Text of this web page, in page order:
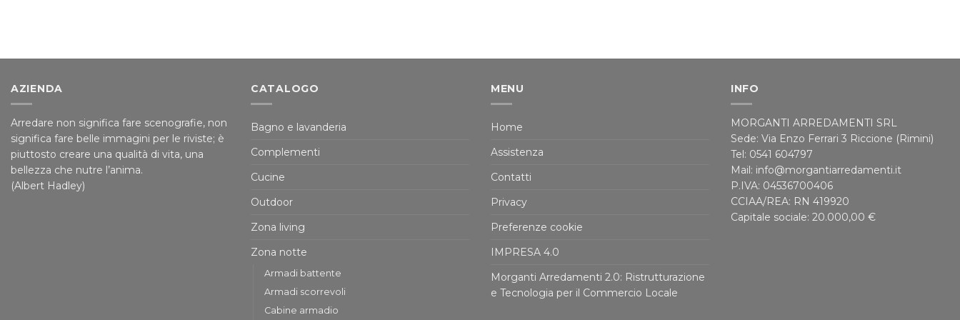
AZIENDA
Arredare non significa fare scenografie, non
significa fare belle immagini per le riviste; è
piuttosto creare una qualità di vita, una
bellezza che nutre l’anima.
(Albert Hadley)
CATALOGO
Bagno e lavanderia
Complementi
Cucine
Outdoor
Zona living
Zona notte
Armadi battente
Armadi scorrevoli
Cabine armadio
MENU
Home
Assistenza
Contatti
Privacy
Preferenze cookie
IMPRESA 4.0
Morganti Arredamenti 2.0: Ristrutturazione
e Tecnologia per il Commercio Locale
INFO
MORGANTI ARREDAMENTI SRL
Sede: Via Enzo Ferrari 3 Riccione (Rimini)
Tel: 0541 604797
Mail: info@morgantiarredamenti.it
P.IVA: 04536700406
CCIAA/REA: RN 419920
Capitale sociale: 20.000,00 €